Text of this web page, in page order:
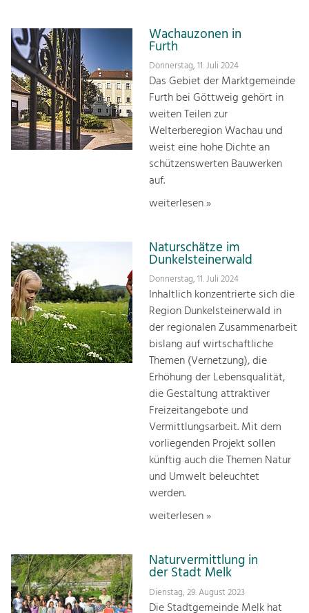
Wachauzonen in
Furth
Donnerstag, 11. Juli 2024
Das Gebiet der Marktgemeinde
Furth bei Göttweig gehört in
weiten Teilen zur
Welterberegion Wachau und
weist eine hohe Dichte an
schützenswerten Bauwerken
auf.
weiterlesen »
Naturschätze im
Dunkelsteinerwald
Donnerstag, 11. Juli 2024
Inhaltlich konzentrierte sich die
Region Dunkelsteinerwald in
der regionalen Zusammenarbeit
bislang auf wirtschaftliche
Themen (Vernetzung), die
Erhöhung der Lebensqualität,
die Gestaltung attraktiver
Freizeitangebote und
Vermittlungsarbeit. Mit dem
vorliegenden Projekt sollen
künftig auch die Themen Natur
und Umwelt beleuchtet
werden.
weiterlesen »
Naturvermittlung in
der Stadt Melk
Dienstag, 29. August 2023
Die Stadtgemeinde Melk hat